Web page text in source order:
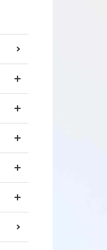
サンダル
ネコロゴシリーズ